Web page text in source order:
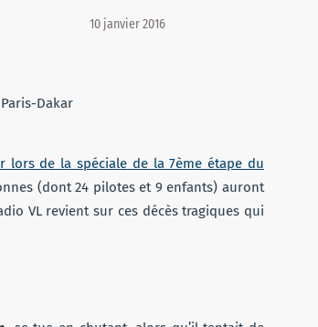
10 janvier 2016
lors de la spéciale de la 7ème étape du
(dont 24 pilotes et 9 enfants) auront
VL revient sur ces décès tragiques qui